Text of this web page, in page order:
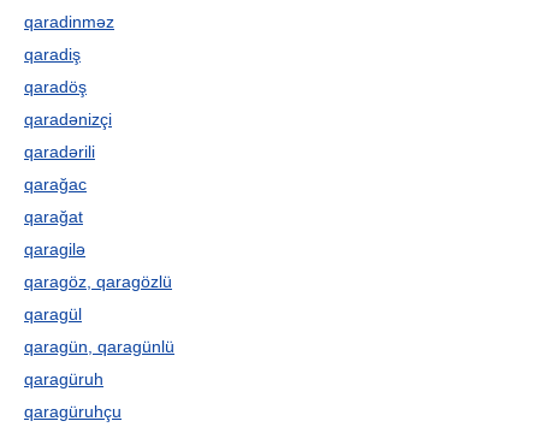
qaradinməz
qaradiş
qaradöş
qaradənizçi
qaradərili
qarağac
qarağat
qaragilə
qaragöz, qaragözlü
qaragül
qaragün, qaragünlü
qaragüruh
qaragüruhçu